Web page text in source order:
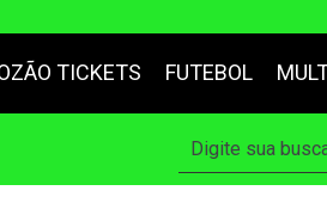
TICKETS FUTEBOL